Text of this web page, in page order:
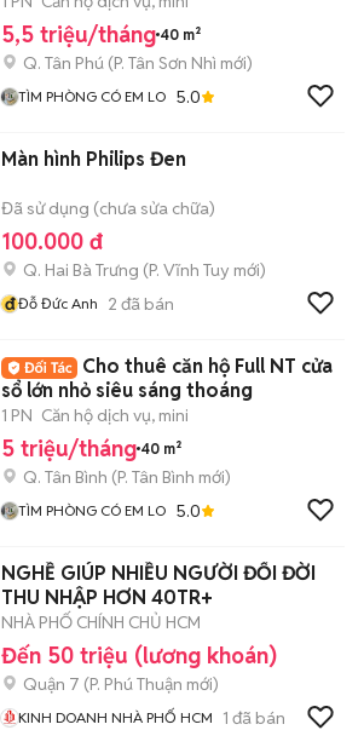
5,5 triệu/tháng 40 m²
Q. Tân Phú (P. Tân Sơn Nhì mới)
TÌM PHÒNG CÓ EM LO 5.0
Màn hình Philips Đen
Đã sử dụng (chưa sửa chữa)
100.000 đ
Q. Hai Bà Trưng (P. Vĩnh Tuy mới)
đĐỗ Đức Anh 2 đã bán
Cho thuê căn hộ Full NT cửa
sổ lớn nhỏ siêu sáng thoáng
1 PN Căn hộ dịch vụ, mini
5 triệu/tháng 40 m²
Q. Tân Bình (P. Tân Bình mới)
TÌM PHÒNG CÓ EM LO 5.0
NGHỀ GIÚP NHIỀU NGƯỜI ĐỔI ĐỜI
THU NHẬP HƠN 40TR+
NHÀ PHỐ CHÍNH CHỦ HCM
Đến 50 triệu (lương khoán)
Quận 7 (P. Phú Thuận mới)
KINH DOANH NHÀ PHỐ HCM 1 đã bán